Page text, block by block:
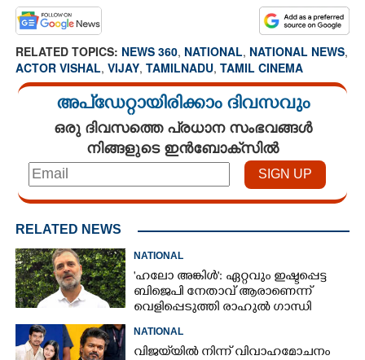
RELATED TOPICS: NEWS 360, NATIONAL, NATIONAL NEWS,
ACTOR VISHAL, VIJAY, TAMILNADU, TAMIL CINEMA
അപ്ഡേറ്റായിരിക്കാം ദിവസവും
ഒരു ദിവസത്തെ പ്രധാന സംഭവങ്ങൾ
നിങ്ങളുടെ ഇൻബോക്സിൽ
RELATED NEWS
NATIONAL
'ഹലോ അങ്കിൾ': ഏറ്റവും ഇഷ്ടപ്പെട്ട
ബിജെപി നേതാവ് ആരാണെന്ന്
വെളിപ്പെടുത്തി രാഹുൽ ഗാന്ധി
NATIONAL
വിജയ്‌യിൽ നിന്ന് വിവാഹമോചനം